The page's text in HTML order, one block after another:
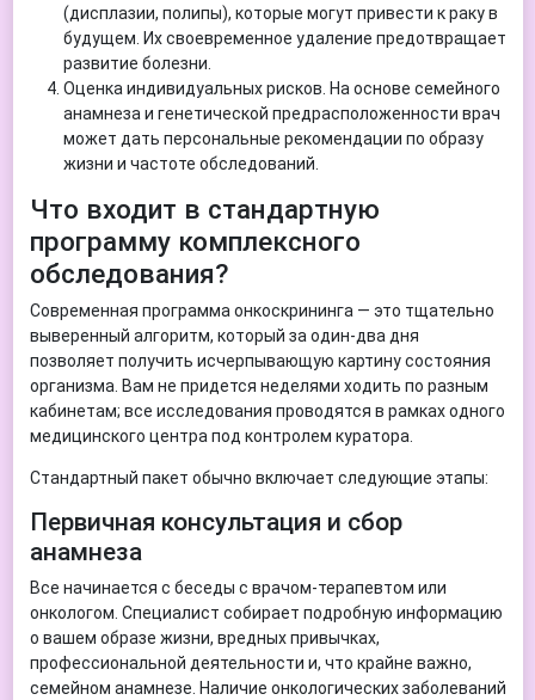
(дисплазии, полипы), которые могут привести к раку в
будущем. Их своевременное удаление предотвращает
развитие болезни.
Оценка индивидуальных рисков. На основе семейного
анамнеза и генетической предрасположенности врач
может дать персональные рекомендации по образу
жизни и частоте обследований.
Что входит в стандартную
программу комплексного
обследования?
Современная программа онкоскрининга — это тщательно
выверенный алгоритм, который за один-два дня
позволяет получить исчерпывающую картину состояния
организма. Вам не придется неделями ходить по разным
кабинетам; все исследования проводятся в рамках одного
медицинского центра под контролем куратора.
Стандартный пакет обычно включает следующие этапы:
Первичная консультация и сбор
анамнеза
Все начинается с беседы с врачом-терапевтом или
онкологом. Специалист собирает подробную информацию
о вашем образе жизни, вредных привычках,
профессиональной деятельности и, что крайне важно,
семейном анамнезе. Наличие онкологических заболеваний